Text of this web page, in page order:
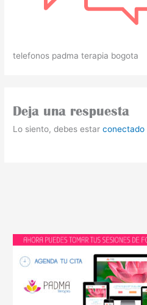
telefonos padma terapia bogota
Deja una respuesta
Lo siento, debes estarconectado